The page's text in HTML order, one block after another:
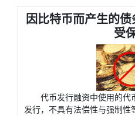
因比特币而产生的
受
代币发行融资中使用的代
发行，不具有法偿性与强制